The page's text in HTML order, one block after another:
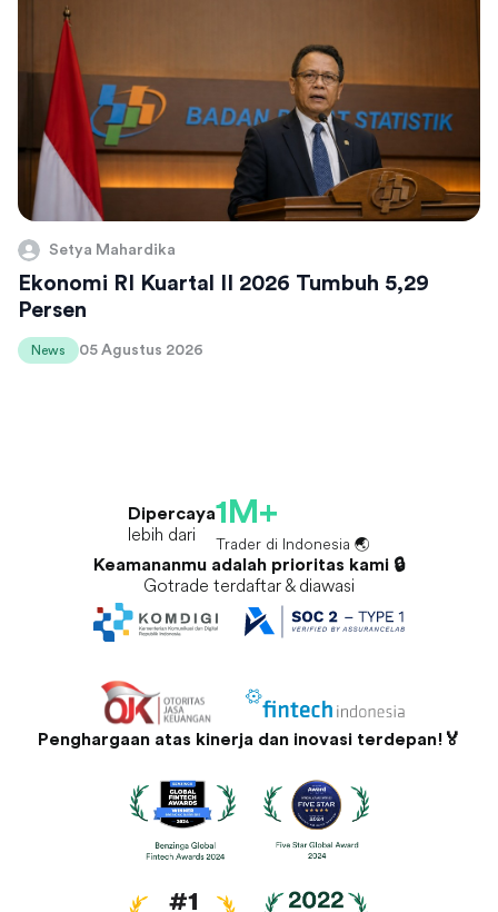
Setya Mahardika
Ekonomi RI Kuartal II 2026 Tumbuh 5,29
Persen
News 05 Agustus 2026
Dipercaya
lebih dari
1M+
Trader di Indonesia 🌏
Keamananmu adalah prioritas kami 🔒
Gotrade terdaftar & diawasi
Penghargaan atas kinerja dan inovasi terdepan!🏅